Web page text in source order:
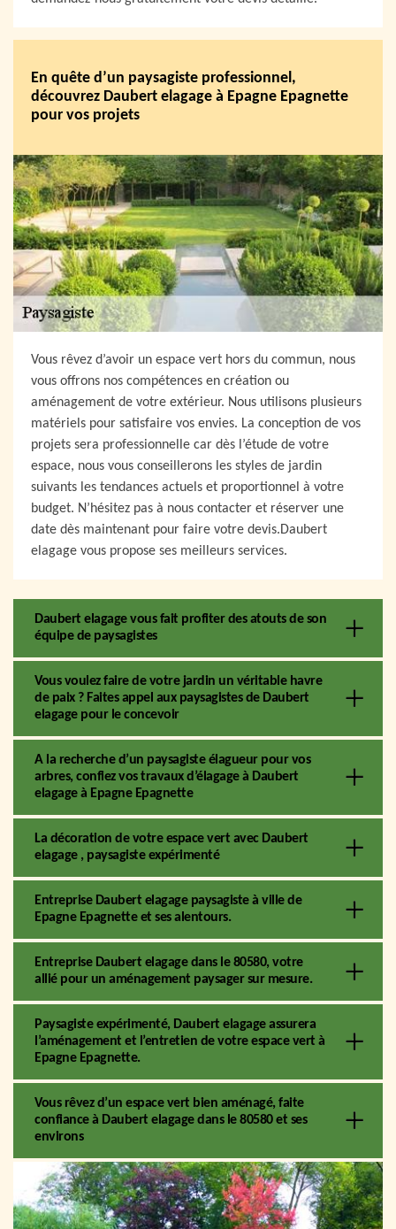
En quête d’un paysagiste professionnel,
découvrez Daubert elagage à Epagne Epagnette
pour vos projets
Vous rêvez d’avoir un espace vert hors du commun, nous
vous offrons nos compétences en création ou
aménagement de votre extérieur. Nous utilisons plusieurs
matériels pour satisfaire vos envies. La conception de vos
projets sera professionnelle car dès l’étude de votre
espace, nous vous conseillerons les styles de jardin
suivants les tendances actuels et proportionnel à votre
budget. N’hésitez pas à nous contacter et réserver une
date dès maintenant pour faire votre devis.Daubert
elagage vous propose ses meilleurs services.
Daubert elagage vous fait profiter des atouts de son
équipe de paysagistes
Vous voulez faire de votre jardin un véritable havre
de paix ? Faites appel aux paysagistes de Daubert
elagage pour le concevoir
A la recherche d’un paysagiste élagueur pour vos
arbres, confiez vos travaux d’élagage à Daubert
elagage à Epagne Epagnette
La décoration de votre espace vert avec Daubert
elagage , paysagiste expérimenté
Entreprise Daubert elagage paysagiste à ville de
Epagne Epagnette et ses alentours.
Entreprise Daubert elagage dans le 80580, votre
allié pour un aménagement paysager sur mesure.
Paysagiste expérimenté, Daubert elagage assurera
l’aménagement et l’entretien de votre espace vert à
Epagne Epagnette.
Vous rêvez d’un espace vert bien aménagé, faite
confiance à Daubert elagage dans le 80580 et ses
environs